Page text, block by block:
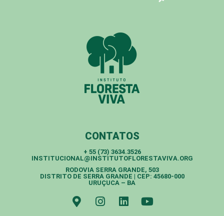
CONTATOS
+ 55 (73) 3634.3526
INSTITUCIONAL@INSTITUTOFLORESTAVIVA.ORG
RODOVIA SERRA GRANDE, 503
DISTRITO DE SERRA GRANDE | CEP: 45680-000
URUÇUCA – BA